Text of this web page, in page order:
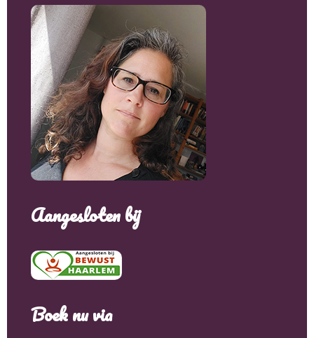
Aangesloten bij
Boek nu via